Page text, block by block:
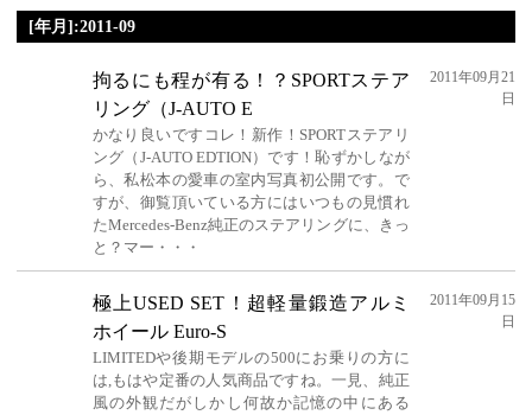
[年月]:2011-09
拘るにも程が有る！？SPORTステア
リング（J-AUTO E
かなり良いですコレ！新作！SPORTステアリ
ング（J-AUTO EDTION）です！恥ずかしなが
ら、私松本の愛車の室内写真初公開です。で
すが、御覧頂いている方にはいつもの見慣れ
たMercedes-Benz純正のステアリングに、きっ
と？マー・・・
2011年09月21
日
極上USED SET！超軽量鍛造アルミ
ホイール Euro-S
LIMITEDや後期モデルの500にお乗りの方に
は,もはや定番の人気商品ですね。一見、純正
風の外観だがしかし何故か記憶の中にある
2011年09月15
日